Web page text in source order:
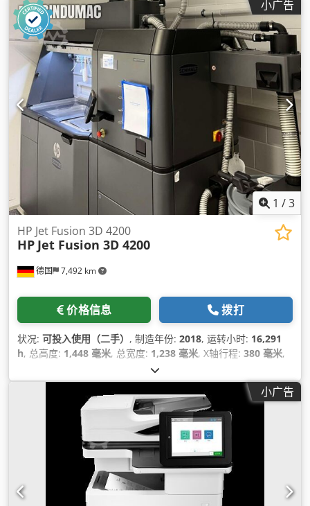
小广告
1 /3
德国 7,492 km
HP Jet Fusion 3D 4200
HP Jet Fusion 3D 4200
价格信息 拨打
状况: 可投入使用（二手） , 制造年份: 2018, 运转小时: 16,291
h, 总高度: 1,448 毫米, 总宽度: 1,238 毫米, X轴行程: 380 毫米,
, 轴数:
小广告